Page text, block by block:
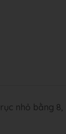
nhỏ bằng